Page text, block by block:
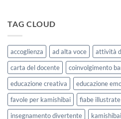
Settembre
2026
lavorare
a
scuola
TAG CLOUD
accoglienza ad alta voce attività
carta del docente
coinvolgimento
educazione creativa
educazione
favole per kamishibai
fiabe illustrate
insegnamento divertente
kamishibai